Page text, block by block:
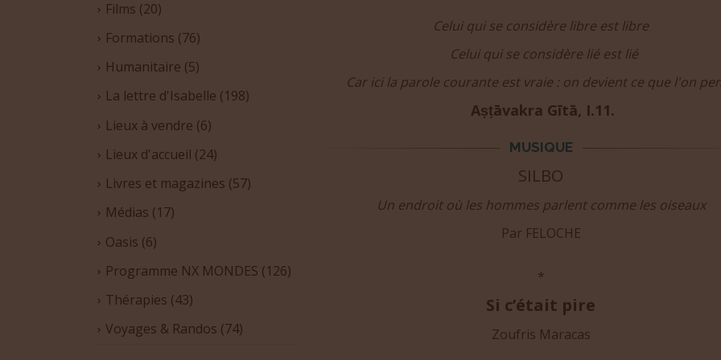
Celui qui se considère libre est libre
Celui qui se considère lié est lié
Car ici la parole courante est vraie : on devient ce que l'on
Aṣṭāvakra Gītā, I.11.
MUSIQUE
SILBO
Un endroit où les hommes parlent comme les oiseaux
Par FELOCHE
*
Si c’était pire
Zoufris Maracas
Films (20)
Formations (76)
Humanitaire (5)
La lettre d'Isabelle (198)
Lieux à vendre (6)
Lieux d'accueil (24)
Livres et magazines (57)
Médias (17)
Oasis (6)
Programme NX MONDES (126)
Thérapies (43)
Voyages & Randos (74)